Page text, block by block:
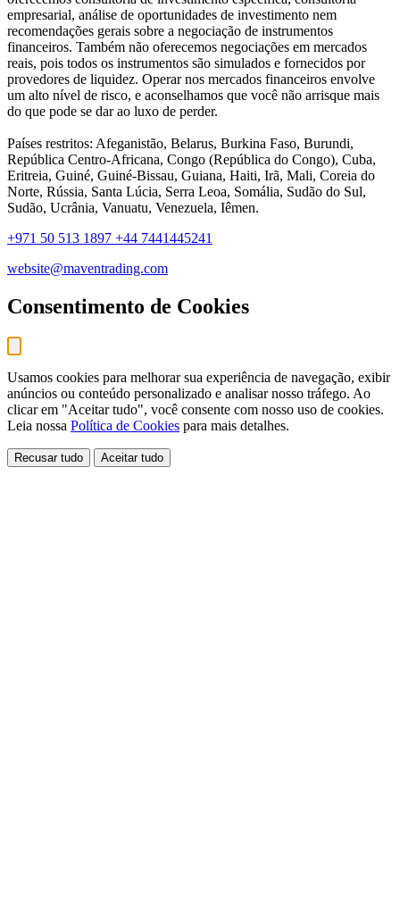
empresarial, análise de oportunidades de investimento nem
recomendações gerais sobre a negociação de instrumentos
financeiros. Também não oferecemos negociações em mercados
reais, pois todos os instrumentos são simulados e fornecidos por
provedores de liquidez. Operar nos mercados financeiros envolve
um alto nível de risco, e aconselhamos que você não arrisque mais
do que pode se dar ao luxo de perder.
Países restritos: Afeganistão, Belarus, Burkina Faso, Burundi,
República Centro-Africana, Congo (República do Congo), Cuba,
Eritreia, Guiné, Guiné-Bissau, Guiana, Haiti, Irã, Mali, Coreia do
Norte, Rússia, Santa Lúcia, Serra Leoa, Somália, Sudão do Sul,
Sudão, Ucrânia, Vanuatu, Venezuela, Iêmen.
+971 50 513 1897 +44 7441445241
website@maventrading.com
Consentimento de Cookies
Usamos cookies para melhorar sua experiência de navegação, exibir
anúncios ou conteúdo personalizado e analisar nosso tráfego. Ao
clicar em "Aceitar tudo", você consente com nosso uso de cookies.
Leia nossa Política de Cookies para mais detalhes.
Recusar tudo Aceitar tudo